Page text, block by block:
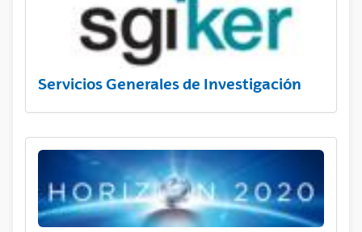
Servicios Generales de Investigación